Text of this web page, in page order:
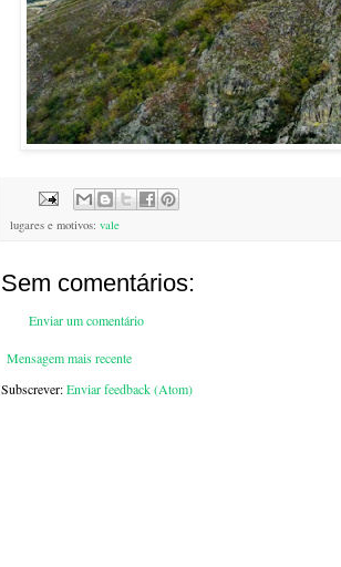
lugares e motivos: vale
Sem comentários:
Enviar um comentário
Mensagem mais recente
Subscrever:Enviar feedback (Atom)